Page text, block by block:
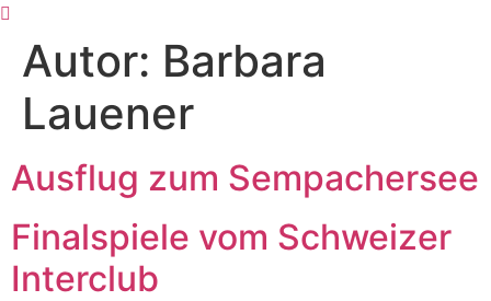
Zum
wechseln
Autor: Barbara
Lauener
Ausflug zum Sempachersee
Finalspiele vom Schweizer
Interclub